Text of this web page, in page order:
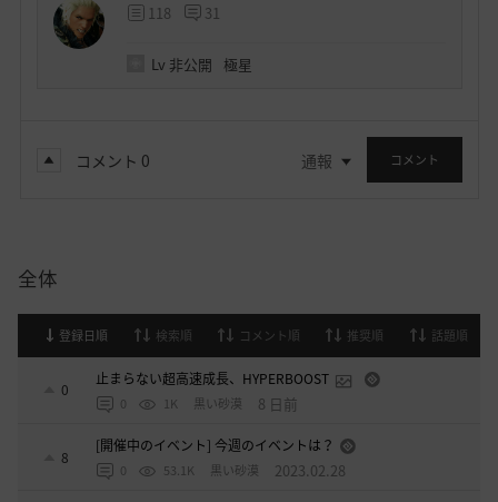
118 31
Lv 非公開 極星
コメント 0 通報 コメント
全体
登録日順 検索順 コメント順 推奨順 話題順
0
止まらない超高速成長、HYPERBOOST
0 1K 黒い砂漠 8 日前
8
[開催中のイベント] 今週のイベントは？
0 53.1K 黒い砂漠 2023.02.28